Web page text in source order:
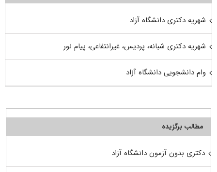
شهریه دکتری دانشگاه آزاد
شهریه دکتری شبانه، پردیس، غیرانتفاعی، پیام نور
وام دانشجویی دانشگاه آزاد
مطالب برگزیده
دکتری بدون آزمون دانشگاه آزاد